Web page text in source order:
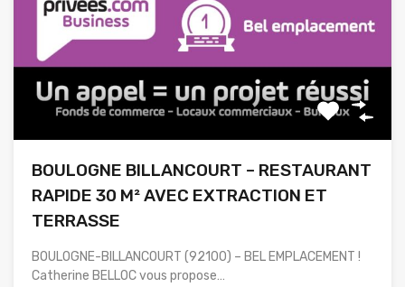
BOULOGNE BILLANCOURT – RESTAURANT
RAPIDE 30 M² AVEC EXTRACTION ET
TERRASSE
BOULOGNE-BILLANCOURT (92100) – BEL EMPLACEMENT !
Catherine BELLOC vous propose…